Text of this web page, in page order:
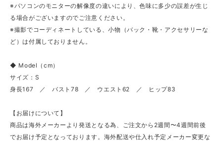
※パソコンのモニターの解像度の違いにより、色味に多少の誤差が生じ
る場合がございますのでご注意ください。
※撮影でコーディネートしている、小物（バック・靴・アクセサリーな
ど）は付属しておりません。
◆ Model（cm）
サイズ：S
身長167 ／ バスト78 ／ ウエスト62 ／ ヒップ83
【お届けについて】
商品は海外メーカーより発送となる為、ご注文から2週間〜4週間前後
でお届け予定となっております。海外配送や仕入れ予定メーカー変更な